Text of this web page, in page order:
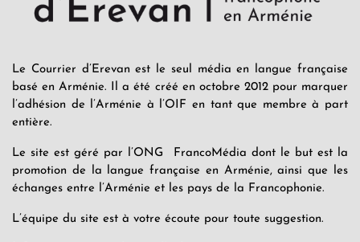
Le Courrier d’Erevan est le seul média en langue française
basé en Arménie. Il a été créé en octobre 2012 pour marquer
l’adhésion de l’Arménie à l’OIF en tant que membre à part
entière.
Le site est géré par l’ONG FrancoMédia dont le but est la
promotion de la langue française en Arménie, ainsi que les
échanges entre l’Arménie et les pays de la Francophonie.
L’équipe du site est à votre écoute pour toute suggestion.